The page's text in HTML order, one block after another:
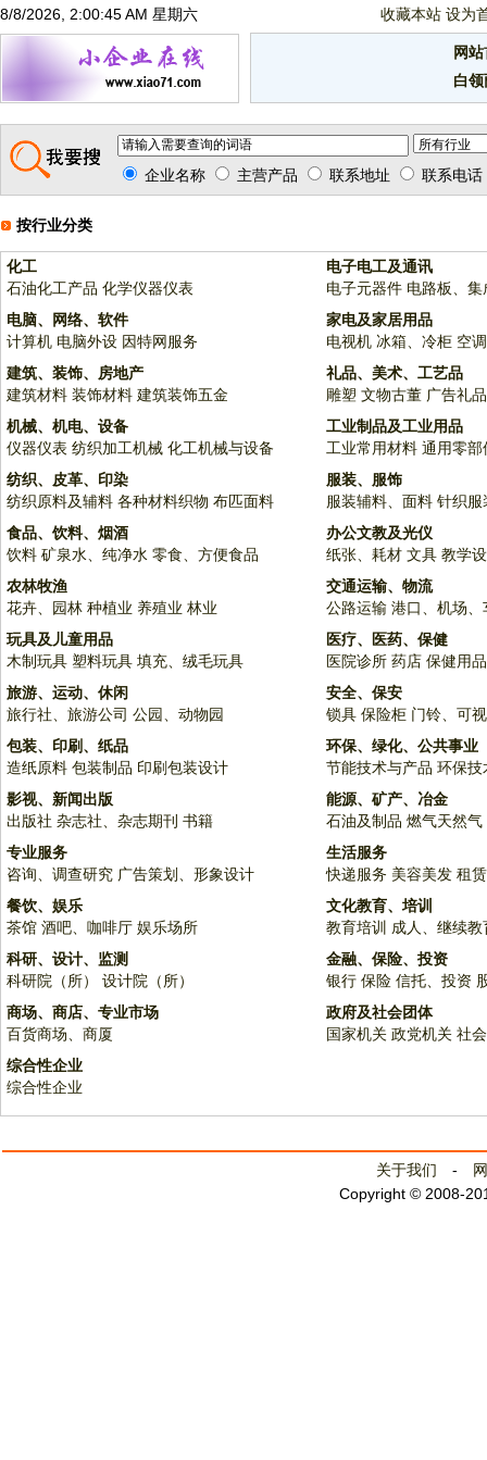
8/8/2026, 2:00:45 AM 星期六 收藏本站 设为
网
白
企业名称 主营产品 联系地址 联系电话
按行业分类
化工
石油化工产品 化学仪器仪表
电子电工及通讯
电子元器件 电路板、集
电脑、网络、软件
计算机 电脑外设 因特网服务
家电及家居用品
电视机 冰箱、冷柜 空调
建筑、装饰、房地产
建筑材料 装饰材料 建筑装饰五金
礼品、美术、工艺品
雕塑 文物古董 广告礼品
机械、机电、设备
仪器仪表 纺织加工机械 化工机械与设备
工业制品及工业用品
工业常用材料 通用零部
纺织、皮革、印染
纺织原料及辅料 各种材料织物 布匹面料
服装、服饰
服装辅料、面料 针织服
食品、饮料、烟酒
饮料 矿泉水、纯净水 零食、方便食品
办公文教及光仪
纸张、耗材 文具 教学
农林牧渔
花卉、园林 种植业 养殖业 林业
交通运输、物流
公路运输 港口、机场、
玩具及儿童用品
木制玩具 塑料玩具 填充、绒毛玩具
医疗、医药、保健
医院诊所 药店 保健用品
旅游、运动、休闲
旅行社、旅游公司 公园、动物园
安全、保安
锁具 保险柜 门铃、可
包装、印刷、纸品
造纸原料 包装制品 印刷包装设计
环保、绿化、公共事业
节能技术与产品 环保技
影视、新闻出版
出版社 杂志社、杂志期刊 书籍
能源、矿产、冶金
石油及制品 燃气天然气
专业服务
咨询、调查研究 广告策划、形象设计
生活服务
快递服务 美容美发 租
餐饮、娱乐
茶馆 酒吧、咖啡厅 娱乐场所
文化教育、培训
教育培训 成人、继续教
科研、设计、监测
科研院（所）
设计院（所）
金融、保险、投资
银行 保险 信托、投资
商场、商店、专业市场
百货商场、商厦
政府及社会团体
国家机关 政党机关 社
综合性企业
综合性企业
关于我们 -
Copyright © 2008-